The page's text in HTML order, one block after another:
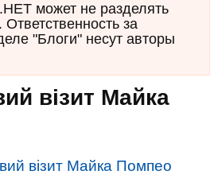
может не разделять
за
"Блоги" несут авторы
візит Майка